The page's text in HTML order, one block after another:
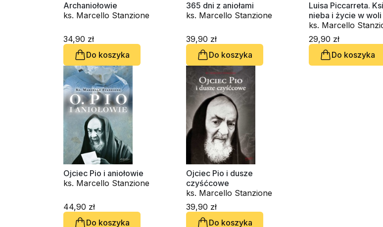
Archaniołowie
ks. Marcello Stanzione
34,90 zł
Do koszyka
365 dni z aniołami
ks. Marcello Stanzione
39,90 zł
Do koszyka
Luisa Piccarreta.
nieba i życie w
ks. Marcello
29,90 zł
Do koszyka
Ojciec Pio i aniołowie
ks. Marcello Stanzione
44,90 zł
Do koszyka
Ojciec Pio i dusze
czyśćcowe
ks. Marcello Stanzione
39,90 zł
Do koszyka